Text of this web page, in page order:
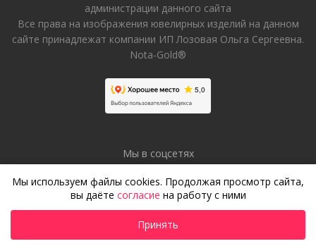
администрации данного сайта
Все права на изображения ювелирных изделий на данном
сайте принадлежат компании ИП Лозовая Ольга Сергеевна.
Nota-Gold®
Мы в соцсетях
Мы используем файлы cookies. Продолжая просмотр сайта,
вы даёте согласие на работу с ними
Принять